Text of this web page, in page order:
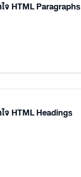
จ HTML Paragraphs
จ HTML Headings